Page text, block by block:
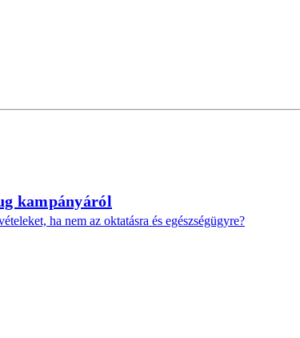
kampányáról
ha nem az oktatásra és egészségügyre?